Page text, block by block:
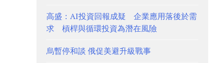
高盛：AI投資回報成疑 企業應用落後於需
求 槓桿與循環投資為潛在風險
烏暫停和談 俄促美避升級戰事